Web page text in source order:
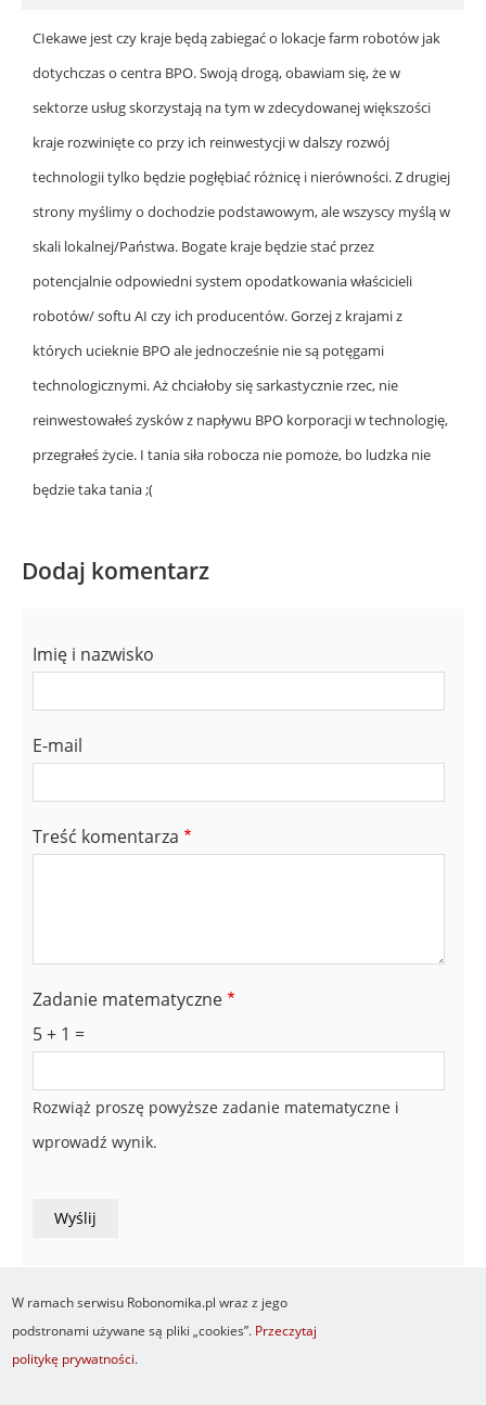
CIekawe jest czy kraje będą zabiegać o lokacje farm robotów jak
dotychczas o centra BPO. Swoją drogą, obawiam się, że w
sektorze usług skorzystają na tym w zdecydowanej większości
kraje rozwinięte co przy ich reinwestycji w dalszy rozwój
technologii tylko będzie pogłębiać różnicę i nierówności. Z drugiej
strony myślimy o dochodzie podstawowym, ale wszyscy myślą w
skali lokalnej/Państwa. Bogate kraje będzie stać przez
potencjalnie odpowiedni system opodatkowania właścicieli
robotów/ softu AI czy ich producentów. Gorzej z krajami z
których ucieknie BPO ale jednocześnie nie są potęgami
technologicznymi. Aż chciałoby się sarkastycznie rzec, nie
reinwestowałeś zysków z napływu BPO korporacji w technologię,
przegrałeś życie. I tania siła robocza nie pomoże, bo ludzka nie
będzie taka tania ;(
Dodaj komentarz
Imię i nazwisko
E-mail
Treść komentarza
Zadanie matematyczne
5 + 1 =
Rozwiąż proszę powyższe zadanie matematyczne i
wprowadź wynik.
Newsletter
W ramach serwisu Robonomika.pl wraz z jego
podstronami używane są pliki „cookies”. Przeczytaj
politykę prywatności.